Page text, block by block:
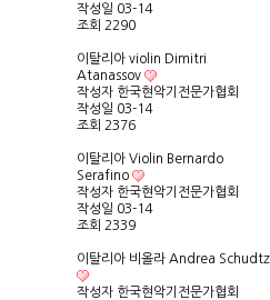
작성일 03-14
조회 2290
이탈리아 violin Dimitri
Atanassov
작성자 한국현악기전문가협회
작성일 03-14
조회 2376
이탈리아 Violin Bernardo
Serafino
작성자 한국현악기전문가협회
작성일 03-14
조회 2339
이탈리아 비올라 Andrea Schudtz
작성자 한국현악기전문가협회